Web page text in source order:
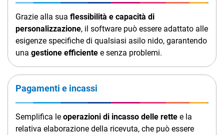
Grazie alla sua flessibilità e capacità di
personalizzazione, il software può essere adattato alle
esigenze specifiche di qualsiasi asilo nido, garantendo
una gestione efficiente e senza problemi.
Pagamenti e incassi
Semplifica le operazioni di incasso delle rette e la
relativa elaborazione della ricevuta, che può essere